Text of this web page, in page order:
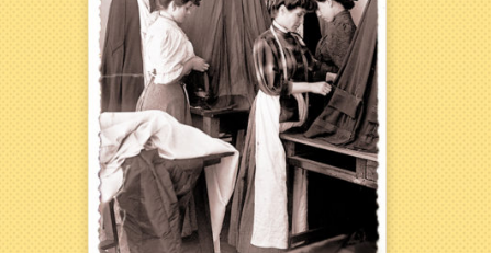
COURSDE COUTURE
CRÉATIVE